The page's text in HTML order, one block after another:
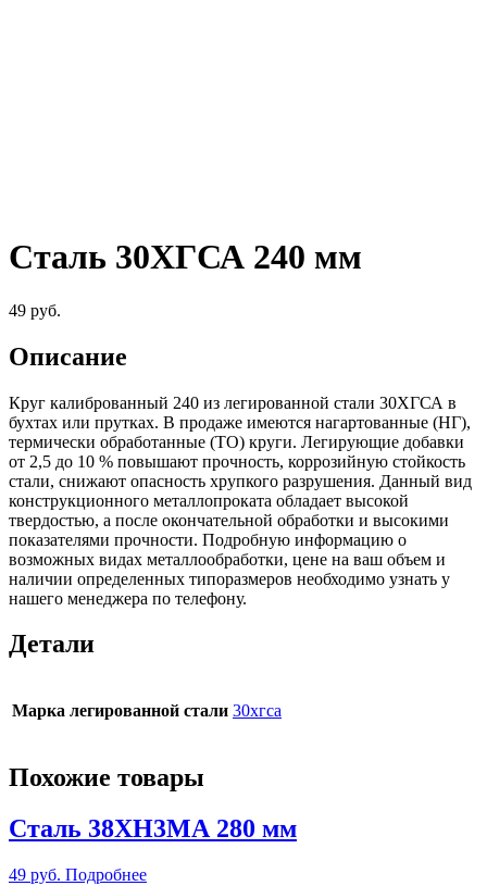
Сталь 30ХГСА 240 мм
49 руб.
Описание
Круг калиброванный 240 из легированной стали 30ХГСА в
бухтах или прутках. В продаже имеются нагартованные (НГ),
термически обработанные (ТО) круги. Легирующие добавки
от 2,5 до 10 % повышают прочность, коррозийную стойкость
стали, снижают опасность хрупкого разрушения. Данный вид
конструкционного металлопроката обладает высокой
твердостью, а после окончательной обработки и высокими
показателями прочности. Подробную информацию о
возможных видах металлообработки, цене на ваш объем и
наличии определенных типоразмеров необходимо узнать у
нашего менеджера по телефону.
Детали
Марка легированной стали 30хгса
Похожие товары
Сталь 38ХН3МА 280 мм
49 руб. Подробнее